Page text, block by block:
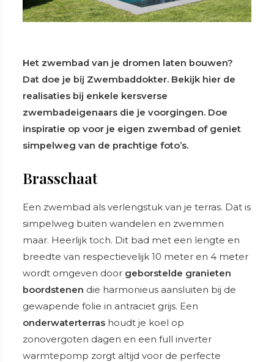
Het zwembad van je dromen laten bouwen?
Dat doe je bij Zwembaddokter. Bekijk hier de
realisaties bij enkele kersverse
zwembadeigenaars die je voorgingen. Doe
inspiratie op voor je eigen zwembad of geniet
simpelweg van de prachtige foto’s.
Brasschaat
Een zwembad als verlengstuk van je terras. Dat is
simpelweg buiten wandelen en zwemmen
maar. Heerlijk toch. Dit bad met een lengte en
breedte van respectievelijk 10 meter en 4 meter
wordt omgeven door geborstelde granieten
boordstenen die harmonieus aansluiten bij de
gewapende folie in antraciet grijs. Een
onderwaterterras houdt je koel op
zonovergoten dagen en een full inverter
warmtepomp zorgt altijd voor de perfecte